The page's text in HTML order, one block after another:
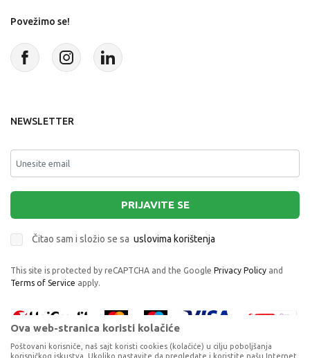
Povežimo se!
NEWSLETTER
PRIJAVITE SE
Čitao sam i složio se sa uslovima korištenja
This site is protected by reCAPTCHA and the Google Privacy Policy and
Terms of Service apply.
Ova web-stranica koristi kolačiće
Poštovani korisniče, naš sajt koristi cookies (kolačiće) u cilju poboljšanja
korisničkog iskustva. Ukoliko nastavite da pregledate i koristite našu Internet